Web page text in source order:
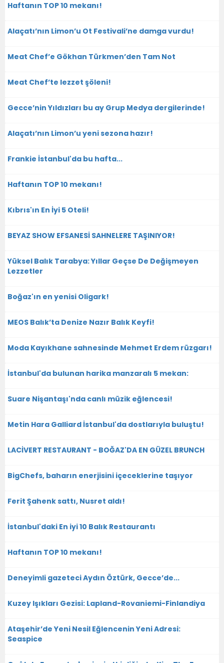
Haftanın TOP 10 mekanı!
Alaçatı’nın Limon’u Ot Festivali’ne damga vurdu!
Meat Chef’e Gökhan Türkmen’den Tam Not
Meat Chef’te lezzet şöleni!
Gecce’nin Yıldızları bu ay Grup Medya dergilerinde!
Alaçatı’nın Limon’u yeni sezona hazır!
Frankie İstanbul'da bu hafta...
Haftanın TOP 10 mekanı!
Kıbrıs'ın En İyi 5 Oteli!
BEYAZ SHOW EFSANESİ SAHNELERE TAŞINIYOR!
Yüksel Balık Tarabya: Yıllar Geçse De Değişmeyen
Lezzetler
Boğaz'ın en yenisi Oligark!
MEOS Balık’ta Denize Nazır Balık Keyfi!
Moda Kayıkhane sahnesinde Mehmet Erdem rüzgarı!
İstanbul'da bulunan harika manzaralı 5 mekan:
Suare Nişantaşı'nda canlı müzik eğlencesi!
Metin Hara Galliard İstanbul'da dostlarıyla buluştu!
LACİVERT RESTAURANT - BOĞAZ'DA EN GÜZEL BRUNCH
BigChefs, baharın enerjisini içeceklerine taşıyor
Ferit Şahenk sattı, Nusret aldı!
İstanbul'daki En iyi 10 Balık Restaurantı
Haftanın TOP 10 mekanı!
Deneyimli gazeteci Aydın Öztürk, Gecce’de...
Kuzey Işıkları Gezisi: Lapland-Rovaniemi-Finlandiya
Ataşehir’de Yeni Nesil Eğlencenin Yeni Adresi:
Seaspice